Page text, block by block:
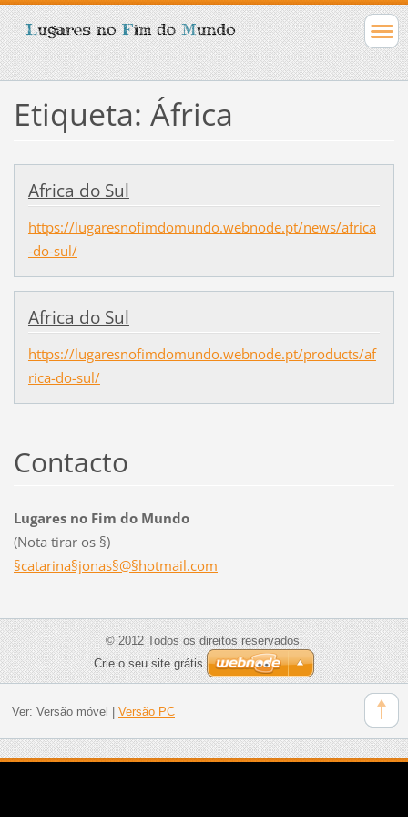
Etiqueta: África
Africa do Sul
https://lugaresnofimdomundo.webnode.pt/news/africa
-do-sul/
Africa do Sul
https://lugaresnofimdomundo.webnode.pt/products/af
rica-do-sul/
Contacto
Lugares no Fim do Mundo
(Nota tirar os §)
§catarina§jonas§@§hotmail.com
© 2012 Todos os direitos reservados.
Crie o seu site grátis
Ver: Versão móvel Versão PC